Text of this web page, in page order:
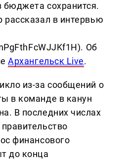
бюджета сохранится.
рассказал в интервью
Об
Архангельск Live.
из-за сообщений о
в команде в канун
В последних числах
финансового
до конца